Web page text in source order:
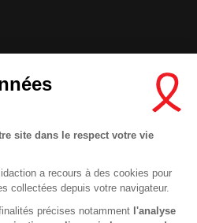
site dans le respect votre vie
a recours à des cookies pour
collectées depuis votre navigateur.
précises notamment l'analyse
: